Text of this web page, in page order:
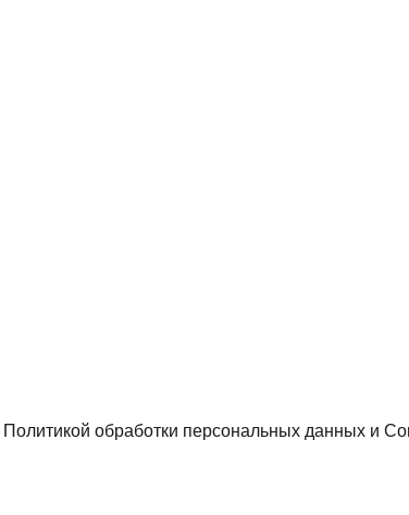
Политикой обработки персональных данных и